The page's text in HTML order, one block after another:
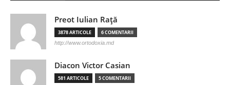
Preot Iulian Raţă
3878 ARTICOLE 6 COMENTARII
http://www.ortodoxia.md
Diacon Victor Casian
581 ARTICOLE 5 COMENTARII